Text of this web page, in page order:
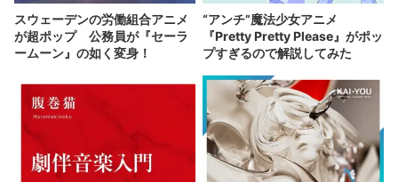
スウェーデンの労働組合アニメ
が超ポップ 公務員が『セーラ
ームーン』の如く変身！
“アンチ”魔法少女アニメ
『Pretty Pretty Please』がポッ
プすぎるので解説してみた